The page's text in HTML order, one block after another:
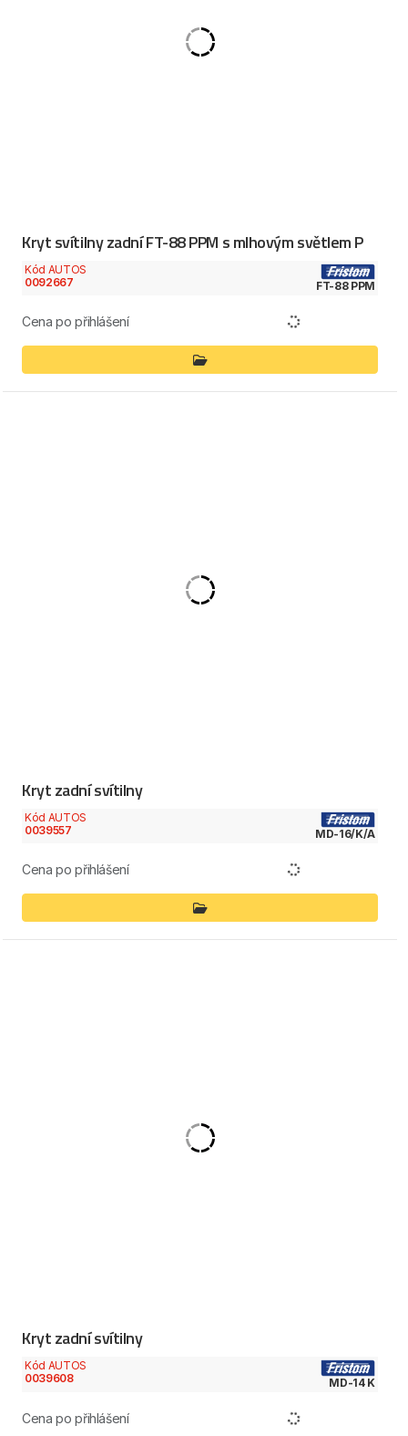
Kryt svítilny zadní FT-88 PPM s mlhovým světlem P
Kód AUTOS
0092667
FT-88 PPM
Cena po přihlášení
Kryt zadní svítilny
Kód AUTOS
0039557
MD-16/K/A
Cena po přihlášení
Kryt zadní svítilny
Kód AUTOS
0039608
MD-14 K
Cena po přihlášení